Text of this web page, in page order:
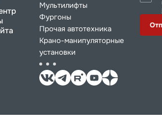
Мультилифты
Фургоны
Прочая автотехника
Крано-манипуляторные
установки